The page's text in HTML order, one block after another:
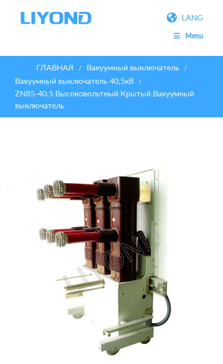
LANG
Menu
ГЛАВНАЯ / Вакуумный выключатель /
Вакуумный выключатель 40,5кВ /
ZN85-40.5 Высоковольтный Крытый Вакуумный
выключатель